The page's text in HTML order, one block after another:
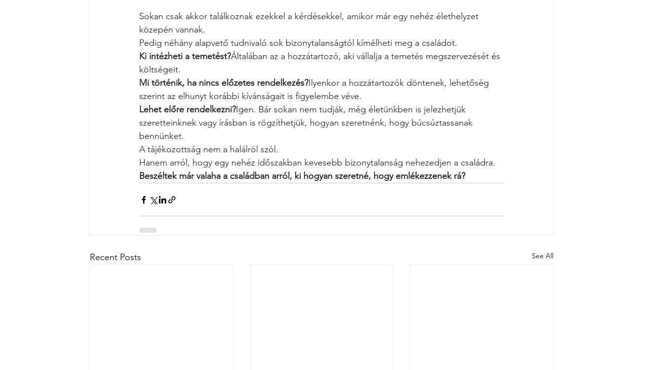
Sokan csak akkor találkoznak ezekkel a kérdésekkel, amikor már egy nehéz élethelyzet
közepén vannak.
Pedig néhány alapvető tudnivaló sok bizonytalanságtól kímélheti meg a családot.
Ki intézheti a temetést?Általában az a hozzátartozó, aki vállalja a temetés megszervezését és
költségeit.
Mi történik, ha nincs előzetes rendelkezés?Ilyenkor a hozzátartozók döntenek, lehetőség
szerint az elhunyt korábbi kívánságait is figyelembe véve.
Lehet előre rendelkezni?Igen. Bár sokan nem tudják, még életünkben is jelezhetjük
szeretteinknek vagy írásban is rögzíthetjük, hogyan szeretnénk, hogy búcsúztassanak
bennünket.
A tájékozottság nem a halálról szól.
Hanem arról, hogy egy nehéz időszakban kevesebb bizonytalanság nehezedjen a családra.
Beszéltek már valaha a családban arról, ki hogyan szeretné, hogy emlékezzenek rá?
Recent Posts See All